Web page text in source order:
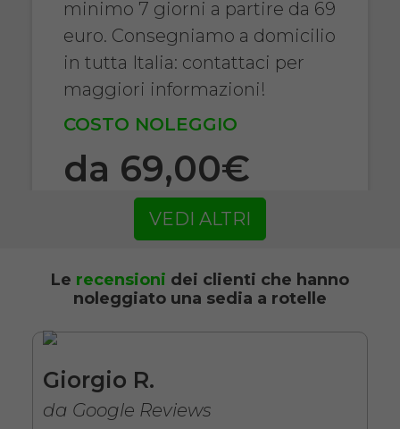
minimo 7 giorni a partire da 69
euro. Consegniamo a domicilio
in tutta Italia: contattaci per
maggiori informazioni!
COSTO NOLEGGIO
da 69,00€
SCHEDA COMPLETA
Noleggio Carrozzina
pieghevole ad autospinta
Seduta 43 cm
VEDI ALTRI
Le recensioni dei clienti che hanno
noleggiato una sedia a rotelle
Giorgio R.
da Google Reviews